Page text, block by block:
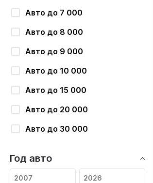
Авто до 7 000
Авто до 8 000
Авто до 9 000
Авто до 10 000
Авто до 15 000
Авто до 20 000
Авто до 30 000
Год авто